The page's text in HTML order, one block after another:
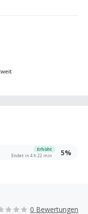
Erhöht
Endet in 4 h 22 min
5%
0 Bewertungen